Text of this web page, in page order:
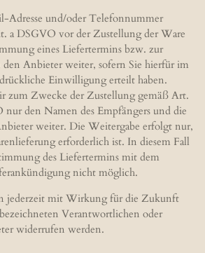
Adresse und/oder Telefonnummer
a DSGVO vor der Zustellung der Ware
eines Liefertermins bzw. zur
Anbieter weiter, sofern Sie hierfür im
Einwilligung erteilt haben.
zum Zwecke der Zustellung gemäß Art.
den Namen des Empfängers und die
weiter. Die Weitergabe erfolgt nur,
erforderlich ist. In diesem Fall
des Liefertermins mit dem
nicht möglich.
jederzeit mit Wirkung für die Zukunft
Verantwortlichen oder
widerrufen werden.